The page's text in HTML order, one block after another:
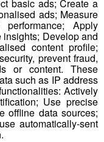
basic ads; Create a
ads; Measure
Apply
insights; Develop and
content profile;
prevent fraud,
or content. These
such as IP address
Actively
Use precise
offline data sources;
automatically-sent